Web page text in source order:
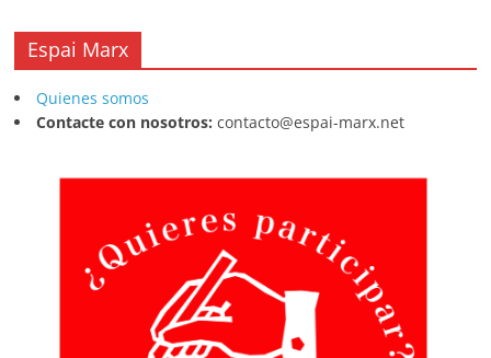
Espai Marx
Quienes somos
Contacte con nosotros: contacto@espai-marx.net